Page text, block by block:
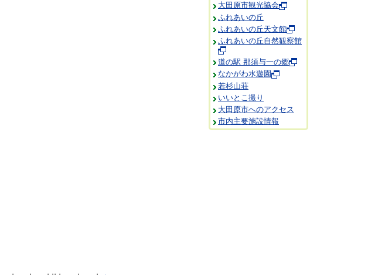
大田原市観光協会
ふれあいの丘
ふれあいの丘天文館
ふれあいの丘自然観察館
道の駅 那須与一の郷
なかがわ水遊園
若杉山荘
いいとこ撮り
大田原市へのアクセス
市内主要施設情報